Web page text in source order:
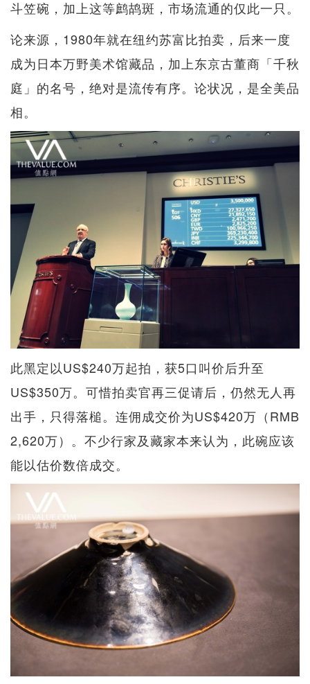
斗笠碗，加上这等鹧鸪斑，市场流通的仅此一只。
论来源，1980年就在纽约苏富比拍卖，后来一度
成为日本万野美术馆藏品，加上东京古董商「千秋
庭」的名号，绝对是流传有序。论状况，是全美品
相。
此黑定以US$240万起拍，获5口叫价后升至
US$350万。可惜拍卖官再三促请后，仍然无人再
出手，只得落槌。连佣成交价为US$420万（RMB
2,620万）。不少行家及藏家本来认为，此碗应该
能以估价数倍成交。